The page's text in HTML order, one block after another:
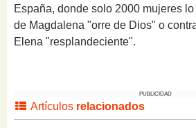
España, donde solo 2000 mujeres
de Magdalena "orre de Dios" o
Elena "resplandeciente".
PUBLICIDAD
Artículos relacionados